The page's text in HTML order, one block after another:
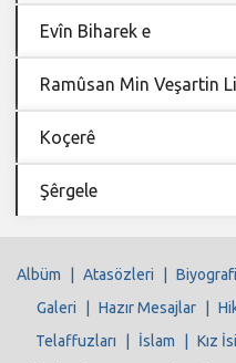
Evîn Biharek e
Ramûsan Min Veşartin
Koçerê
Şêrgele
Albüm Atasözleri Biyografi
Galeri
Hazır Mesajlar
Telaffuzları
İslam Kız